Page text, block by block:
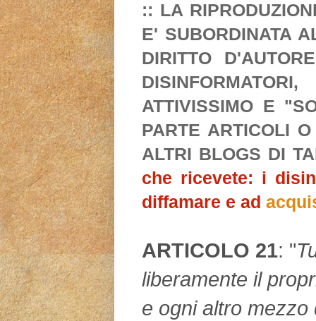
:: LA
E' SUBORDINATA
DIRITTO
ATTIVISSIMO E
PARTE ARTICOLI
ALTRI BLOGS DI
che ricevete: i
diffamare e ad
ARTICOLO 21: "
liberamente il
e ogni altro